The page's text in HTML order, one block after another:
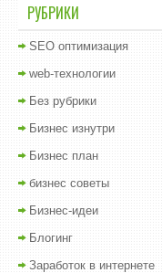
РУБРИКИ
SEO оптимизация
web-технологии
Без рубрики
Бизнес изнутри
Бизнес план
бизнес советы
Бизнес-идеи
Блогинг
Заработок в интернете